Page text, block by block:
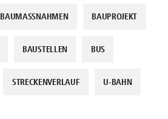
BAUMASSNAHMEN BAUPROJEKT
BAUSTELLEN BUS
STRECKENVERLAUF U-BAHN